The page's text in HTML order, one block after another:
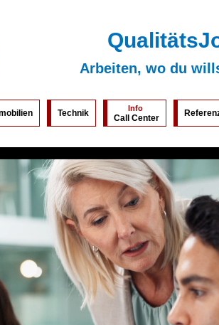
Arbeiten, wo du
Technik Info
Call Center